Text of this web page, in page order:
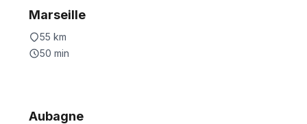
Marseille
55 km
50 min
Aubagne